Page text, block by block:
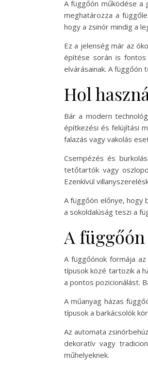
A függőón működése a
meghatározza a
hogy a zsinór mindig a
Ez a jelenség már az
építése során is
elvárásainak. A
Hol
Bár a modern
építkezési és felújítási
falazás vagy vakolás
Csempézés és
tetőtartók vagy
Ezenkívül
A függőón előnye, hogy
a sokoldalúság teszi a
A
A függőónok formája
típusok közé tartozik a
a pontos pozicionálást.
A műanyag házas
típusok a barkácsolók
Az automata
dekoratív vagy
műhelyeknek.